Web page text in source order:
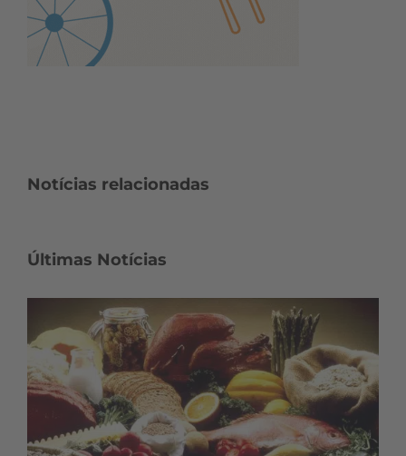
Notícias relacionadas
Últimas Notícias